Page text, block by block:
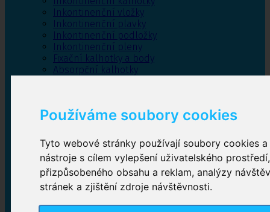
Používáme soubory cookies
Tyto webové stránky používají soubory cookies
nástroje s cílem vylepšení uživatelského
přizpůsobeného obsahu a reklam, analýzy
stránek a zjištění zdroje návštěvnosti.
Inkontinenční vložky
Inkontinenční plavky
Inkontinenční podložky
Inkontinenční pleny
Fixační kalhotky a body
Absorpční kalhotky
Inkontinenční kalhotky
Plenkové kalhotky navlékací,Plenkové kalhotky
zalepovací,Inkontinenční kalhotky dámské